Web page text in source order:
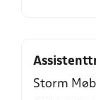
Storm